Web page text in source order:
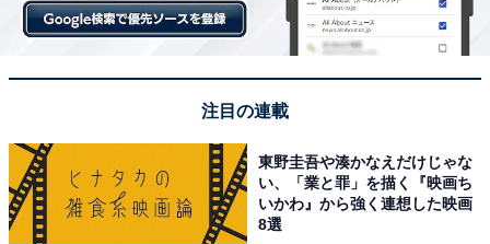
こちらもおすすめ
もセットに注目の連載
東野圭吾や湊かなえだけじゃな
い、「業と罪」を描く『映画ち
いかわ』から強く連想した映画
8選